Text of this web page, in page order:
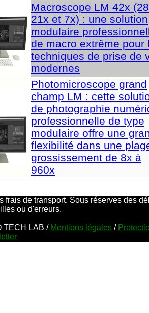
Macroscope LM 42x
21x et 7x) : une solution
modulaire
de macro extrême pour
techniques de prise de
modernes
Photomicroscope grand
champ LM : cette
de photographie
professionnelle de type
modulaire offre une
flexibilité dans une
grossissement de 8x à
960x
frais de transport. Sous réserves des
ou d'erreurs.
TECH LAB / Mentions légales /